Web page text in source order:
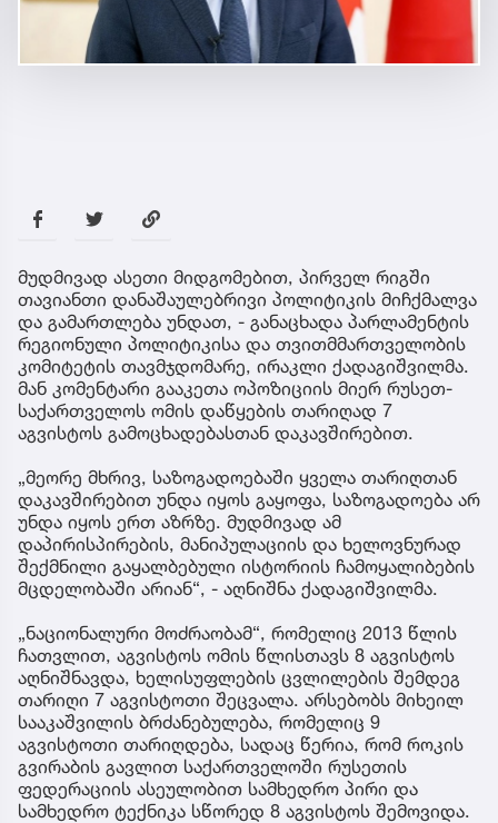
მუდმივად ასეთი მიდგომებით, პირველ რიგში
თავიანთი დანაშაულებრივი პოლიტიკის მიჩქმალვა
და გამართლება უნდათ, - განაცხადა პარლამენტის
რეგიონული პოლიტიკისა და თვითმმართველობის
კომიტეტის თავმჯდომარე, ირაკლი ქადაგიშვილმა.
მან კომენტარი გააკეთა ოპოზიციის მიერ რუსეთ-
საქართველოს ომის დაწყების თარიღად 7
აგვისტოს გამოცხადებასთან დაკავშირებით.
„მეორე მხრივ, საზოგადოებაში ყველა თარიღთან
დაკავშირებით უნდა იყოს გაყოფა, საზოგადოება არ
უნდა იყოს ერთ აზრზე. მუდმივად ამ
დაპირისპირების, მანიპულაციის და ხელოვნურად
შექმნილი გაყალბებული ისტორიის ჩამოყალიბების
მცდელობაში არიან“, - აღნიშნა ქადაგიშვილმა.
„ნაციონალური მოძრაობამ“, რომელიც 2013 წლის
ჩათვლით, აგვისტოს ომის წლისთავს 8 აგვისტოს
აღნიშნავდა, ხელისუფლების ცვლილების შემდეგ
თარიღი 7 აგვისტოთი შეცვალა. არსებობს მიხეილ
სააკაშვილის ბრძანებულება, რომელიც 9
აგვისტოთი თარიღდება, სადაც წერია, რომ როკის
გვირაბის გავლით საქართველოში რუსეთის
ფედერაციის ასეულობით სამხედრო პირი და
სამხედრო ტექნიკა სწორედ 8 აგვისტოს შემოვიდა.